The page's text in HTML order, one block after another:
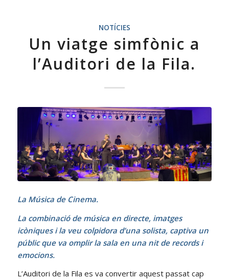
NOTÍCIES
Un viatge simfònic a
l’Auditori de la Fila.
La Música de Cinema.
La combinació de música en directe, imatges
icòniques i la veu colpidora d’una solista, captiva un
públic que va omplir la sala en una nit de records i
emocions.
L’Auditori de la Fila es va convertir aquest passat cap